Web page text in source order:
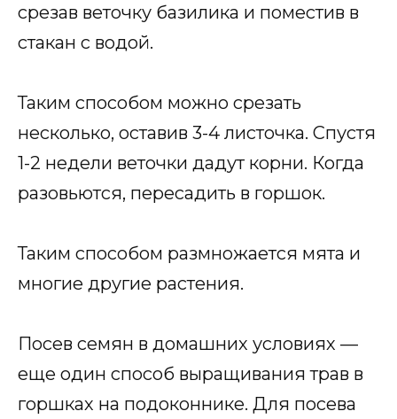
срезав веточку базилика и поместив в
стакан с водой.
Таким способом можно срезать
несколько, оставив 3-4 листочка. Спустя
1-2 недели веточки дадут корни. Когда
разовьются, пересадить в горшок.
Таким способом размножается мята и
многие другие растения.
Посев семян в домашних условиях —
еще один способ выращивания трав в
горшках на подоконнике. Для посева